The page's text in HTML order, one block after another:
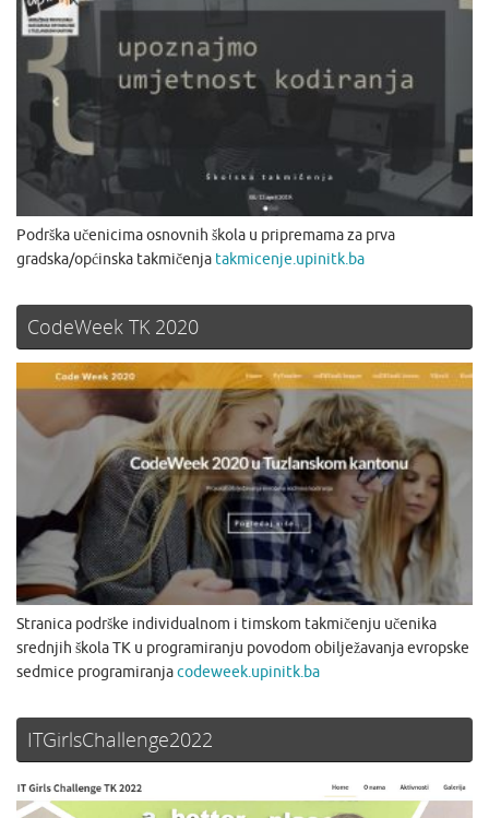
Podrška učenicima osnovnih škola u pripremama za prva
gradska/općinska takmičenja takmicenje.upinitk.ba
CodeWeek TK 2020
Stranica podrške individualnom i timskom takmičenju učenika
srednjih škola TK u programiranju povodom obilježavanja evropske
sedmice programiranjacodeweek.upinitk.ba
ITGirlsChallenge2022